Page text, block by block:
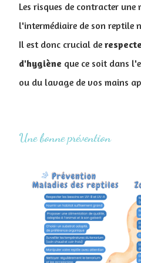
Les risques de contracter une
l'intermédiaire de son reptile
Il est donc crucial de
d'hygiène que ce soit dans
ou du lavage de vos mains
Une bonne prévention